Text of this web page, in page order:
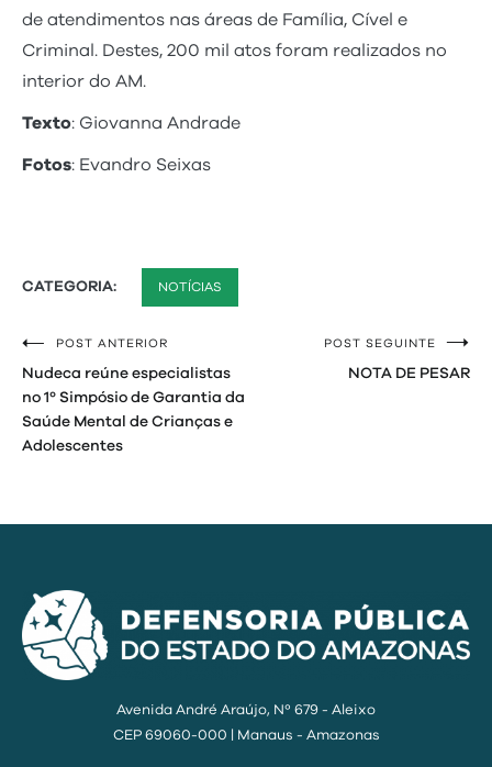
de atendimentos nas áreas de Família, Cível e
Criminal. Destes, 200 mil atos foram realizados no
interior do AM.
Texto: Giovanna Andrade
Fotos: Evandro Seixas
CATEGORIA: NOTÍCIAS
Navegação
de
Post
POST ANTERIOR
Nudeca reúne especialistas
no 1º Simpósio de Garantia da
Saúde Mental de Crianças e
Adolescentes
POST SEGUINTE
NOTA DE PESAR
Avenida André Araújo, Nº 679 - Aleixo
CEP 69060-000 | Manaus - Amazonas